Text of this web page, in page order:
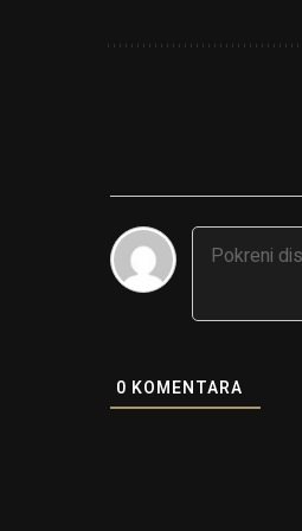
0 KOMENTARA